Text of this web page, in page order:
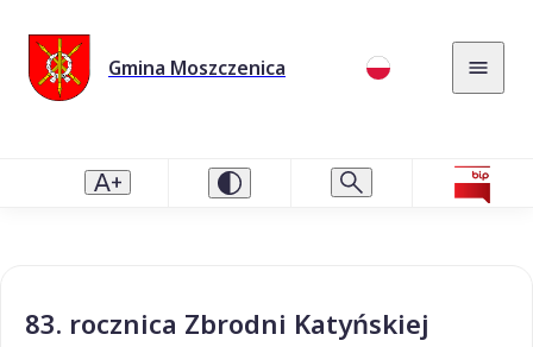
Gmina Moszczenica
83. rocznica Zbrodni Katyńskiej